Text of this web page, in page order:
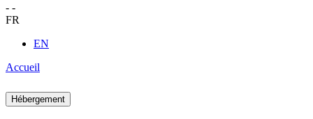
- -
FR
EN
Accueil
Hébergement